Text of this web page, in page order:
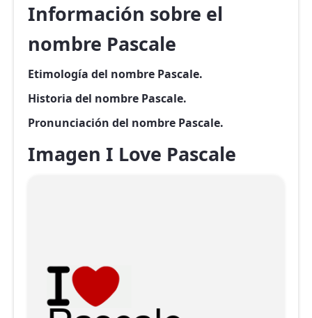
Información sobre el
nombre Pascale
Etimología del nombre Pascale.
Historia del nombre Pascale.
Pronunciación del nombre Pascale.
Imagen I Love Pascale